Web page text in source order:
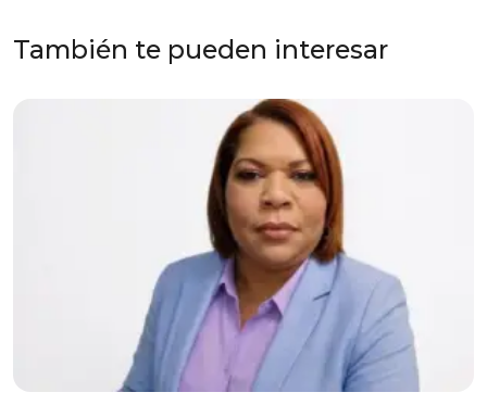
También te pueden interesar